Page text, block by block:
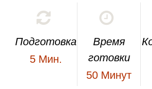
Подготовка
5 Мин.
Время
готовки
50 Минут